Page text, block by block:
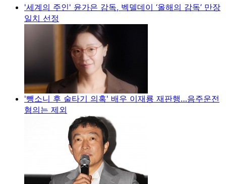
'세계의 주인' 윤가은 감독, 벡델데이 ‘올해의 감독’ 만장
일치 선정
'뺑소니 후 술타기 의혹' 배우 이재룡 재판행…음주운전
혐의는 제외